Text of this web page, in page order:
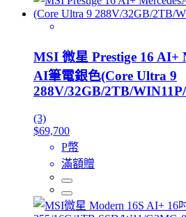
MSI 微星 Prestige 16 AI+
AI筆電銀色(Core Ultra 9
288V/32GB/2TB/
(3)
$69,700
P幣
滿額贈